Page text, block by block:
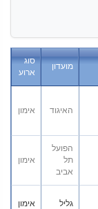
מועדון
סוג
ארוע
האיגוד אימון
הפועל
תל
אביב
אימון
גליל אימון